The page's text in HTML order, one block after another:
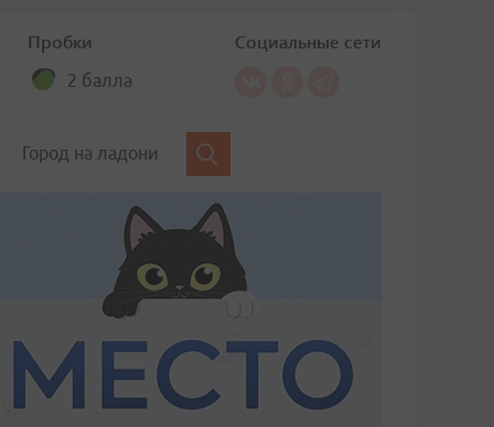
Пробки
2 балла
Социальные сети
Город на ладони